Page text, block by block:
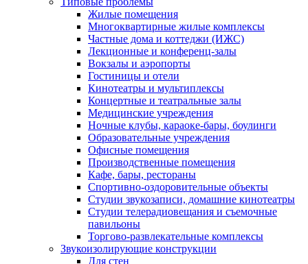
Жилые помещения
Многоквартирные жилые комплексы
Частные дома и коттеджи (ИЖС)
Лекционные и конференц-залы
Вокзалы и аэропорты
Гостиницы и отели
Кинотеатры и мультиплексы
Концертные и театральные залы
Медицинские учреждения
Ночные клубы, караоке-бары, боулинги
Образовательные учреждения
Офисные помещения
Производственные помещения
Кафе, бары, рестораны
Спортивно-оздоровительные объекты
Студии звукозаписи, домашние кинотеатры
Студии телерадиовещания и съемочные
павильоны
Торгово-развлекательные комплексы
Звукоизолирующие конструкции
Для стен